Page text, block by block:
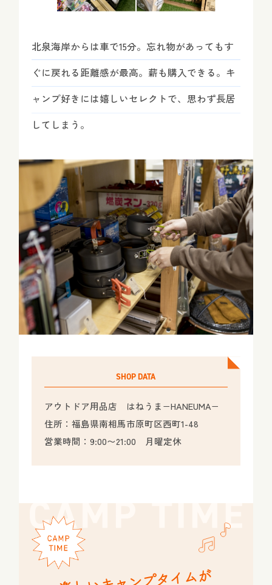
北泉海岸からは車で15分。忘れ物があってもす
ぐに戻れる距離感が最高。薪も購入できる。キ
ャンプ好きには嬉しいセレクトで、思わず長居
してしまう。
SHOP DATA
アウトドア用品店 はねうま−HANEUMA−
住所：福島県南相馬市原町区西町1-48
営業時間：9:00〜21:00 月曜定休